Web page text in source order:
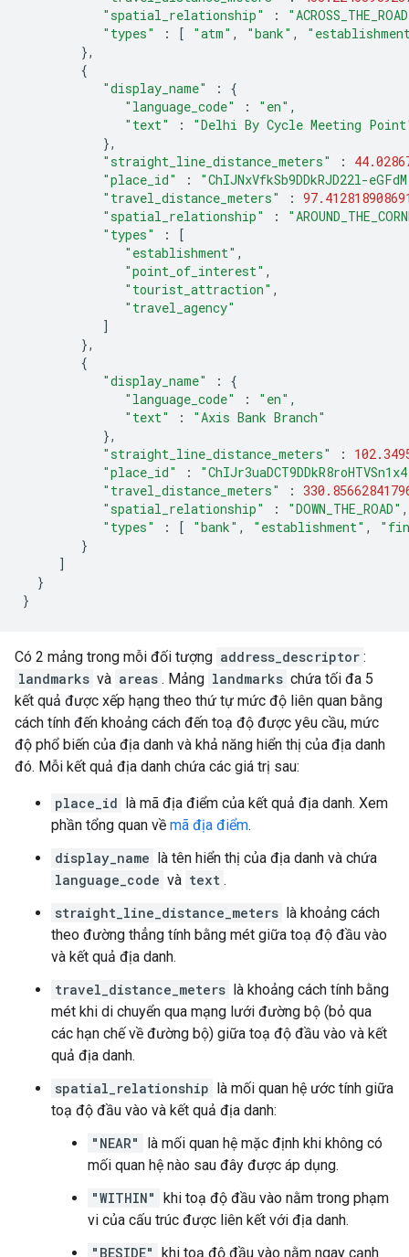
"spatial_relationship"
:
"types"
: [ "atm" , "bank" ,
},
{
"display_name"
:
{
"language_code"
: "en" ,
"text"
:
"Delhi By Cycle Meeting
},
"straight_line_distance_meters"
:
"place_id"
:
"ChIJNxVfkSb9DDkRJD22l-
"travel_distance_meters"
:
"spatial_relationship"
:
"types"
:
[
"establishment" ,
"point_of_interest" ,
"tourist_attraction" ,
"travel_agency"
]
},
{
"display_name"
:
{
"language_code"
: "en" ,
"text"
:
"Axis Bank Branch"
},
"straight_line_distance_meters"
:
"place_id"
:
"travel_distance_meters"
:
"spatial_relationship"
: "DOWN_THE_ROAD" ,
"types"
: [ "bank" , "establishment" ,
}
]
}
}
Có 2 mảng trong mỗi đối tượng address_descriptor :
landmarks và areas . Mảng landmarks chứa tối đa 5
kết quả được xếp hạng theo thứ tự mức độ liên quan bằng
cách tính đến khoảng cách đến toạ độ được yêu cầu, mức
độ phổ biến của địa danh và khả năng hiển thị của địa danh
đó. Mỗi kết quả địa danh chứa các giá trị sau:
place_id là mã địa điểm của kết quả địa danh. Xem
phần tổng quan về mã địa điểm.
display_name là tên hiển thị của địa danh và chứa
language_code và text .
straight_line_distance_meters là khoảng cách
theo đường thẳng tính bằng mét giữa toạ độ đầu vào
và kết quả địa danh.
travel_distance_meters là khoảng cách tính bằng
mét khi di chuyển qua mạng lưới đường bộ (bỏ qua
các hạn chế về đường bộ) giữa toạ độ đầu vào và kết
quả địa danh.
spatial_relationship là mối quan hệ ước tính giữa
toạ độ đầu vào và kết quả địa danh:
"NEAR"
là mối quan hệ mặc định khi không có
mối quan hệ nào sau đây được áp dụng.
"WITHIN" khi toạ độ đầu vào nằm trong phạm
vi của cấu trúc được liên kết với địa danh.
"BESIDE" khi toạ độ đầu vào nằm ngay cạnh